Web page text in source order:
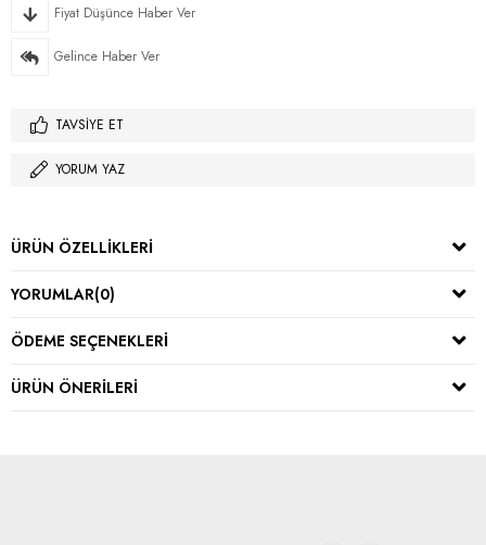
Fiyat Düşünce Haber Ver
Gelince Haber Ver
TAVSIYE ET
YORUM YAZ
ÜRÜN ÖZELLIKLERI
YORUMLAR(0)
ÖDEME SEÇENEKLERI
ÜRÜN ÖNERILERI